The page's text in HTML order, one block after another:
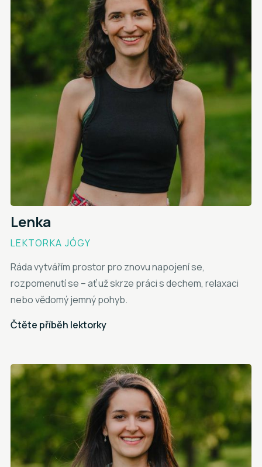
Lenka
LEKTORKA JÓGY
Ráda vytvářím prostor pro znovu napojení se,
rozpomenutí se – ať už skrze práci s dechem, relaxaci
nebo vědomý jemný pohyb.
Čtěte příběh lektorky